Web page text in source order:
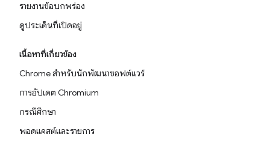
รายงานข้อบกพร่อง
ดูประเด็นที่เปิดอยู่
เนื้อหาที่เกี่ยวข้อง
Chrome สำหรับนักพัฒนาซอฟต์แวร์
การอัปเดต Chromium
กรณีศึกษา
พอดแคสต์และรายการ